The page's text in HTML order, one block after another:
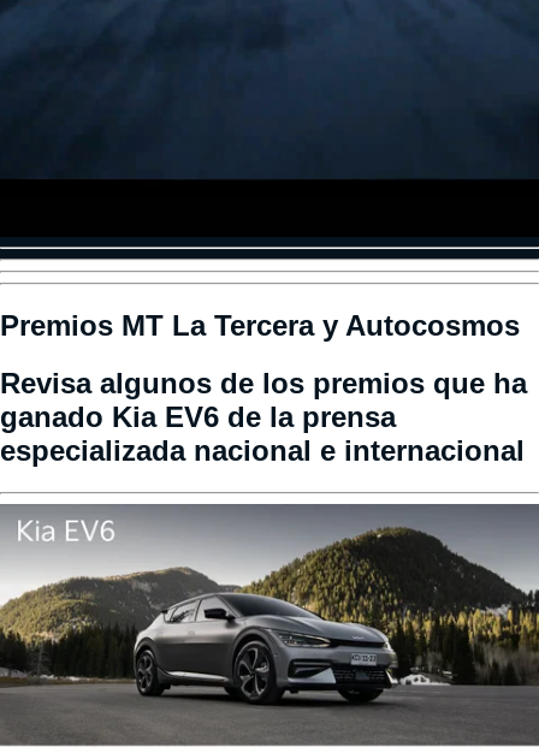
Premios MT La Tercera y Autocosmos
Revisa algunos de los premios que ha
ganado Kia EV6 de la prensa
especializada nacional e internacional